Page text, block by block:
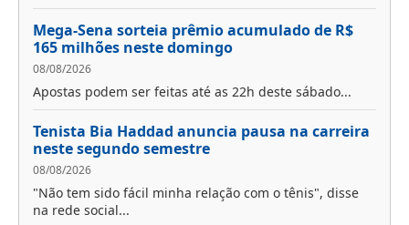
Mega-Sena sorteia prêmio acumulado de R$
165 milhões neste domingo
08/08/2026
Apostas podem ser feitas até as 22h deste sábado...
Tenista Bia Haddad anuncia pausa na carreira
neste segundo semestre
08/08/2026
"Não tem sido fácil minha relação com o tênis", disse
na rede social...